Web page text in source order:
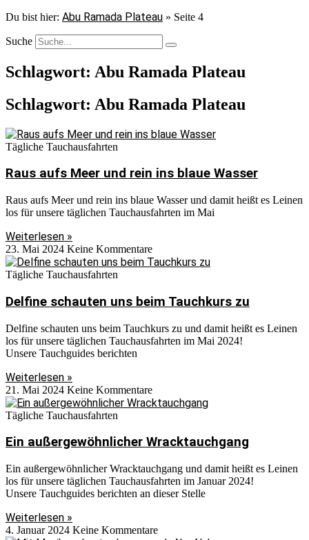
Du bist hier: Abu Ramada Plateau » Seite 4
Suche
Schlagwort: Abu Ramada Plateau
Schlagwort: Abu Ramada Plateau
Tägliche Tauchausfahrten
Raus aufs Meer und rein ins blaue Wasser
Raus aufs Meer und rein ins blaue Wasser und damit heißt es Leinen
los für unsere täglichen Tauchausfahrten im Mai
Weiterlesen »
23. Mai 2024 Keine Kommentare
Tägliche Tauchausfahrten
Delfine schauten uns beim Tauchkurs zu
Delfine schauten uns beim Tauchkurs zu und damit heißt es Leinen
los für unsere täglichen Tauchausfahrten im Mai 2024!
Unsere Tauchguides berichten
Weiterlesen »
21. Mai 2024 Keine Kommentare
Tägliche Tauchausfahrten
Ein außergewöhnlicher Wracktauchgang
Ein außergewöhnlicher Wracktauchgang und damit heißt es Leinen
los für unsere täglichen Tauchausfahrten im Januar 2024!
Unsere Tauchguides berichten an dieser Stelle
Weiterlesen »
4. Januar 2024 Keine Kommentare